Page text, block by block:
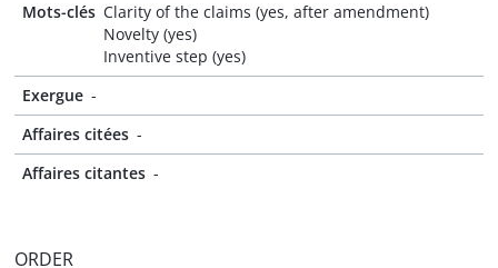
Mots-clés Clarity of the claims (yes, after amendment)
Novelty (yes)
Inventive step (yes)
Exergue -
Affaires citées -
Affaires citantes -
ORDER